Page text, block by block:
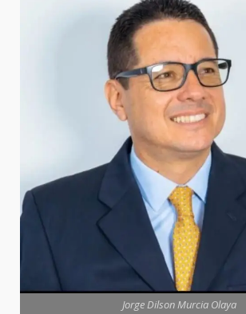
Jorge Dilson Murcia Olaya